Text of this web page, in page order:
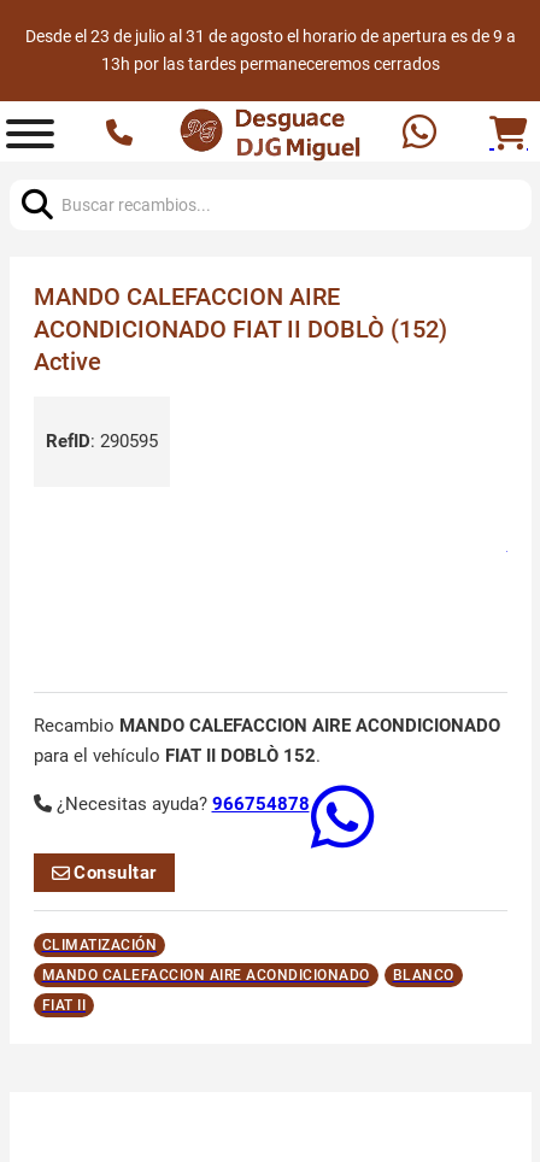
Desde el 23 de julio al 31 de agosto el horario de apertura es de 9 a
13h por las tardes permaneceremos cerrados
MANDO CALEFACCION AIRE
ACONDICIONADO FIAT II DOBLÒ (152)
Active
RefID: 290595
Recambio MANDO CALEFACCION AIRE ACONDICIONADO
para el vehículo FIAT II DOBLÒ 152.
¿Necesitas ayuda? 966754878
Consultar
CLIMATIZACIÓN
MANDO CALEFACCION AIRE ACONDICIONADO
BLANCO
FIAT II